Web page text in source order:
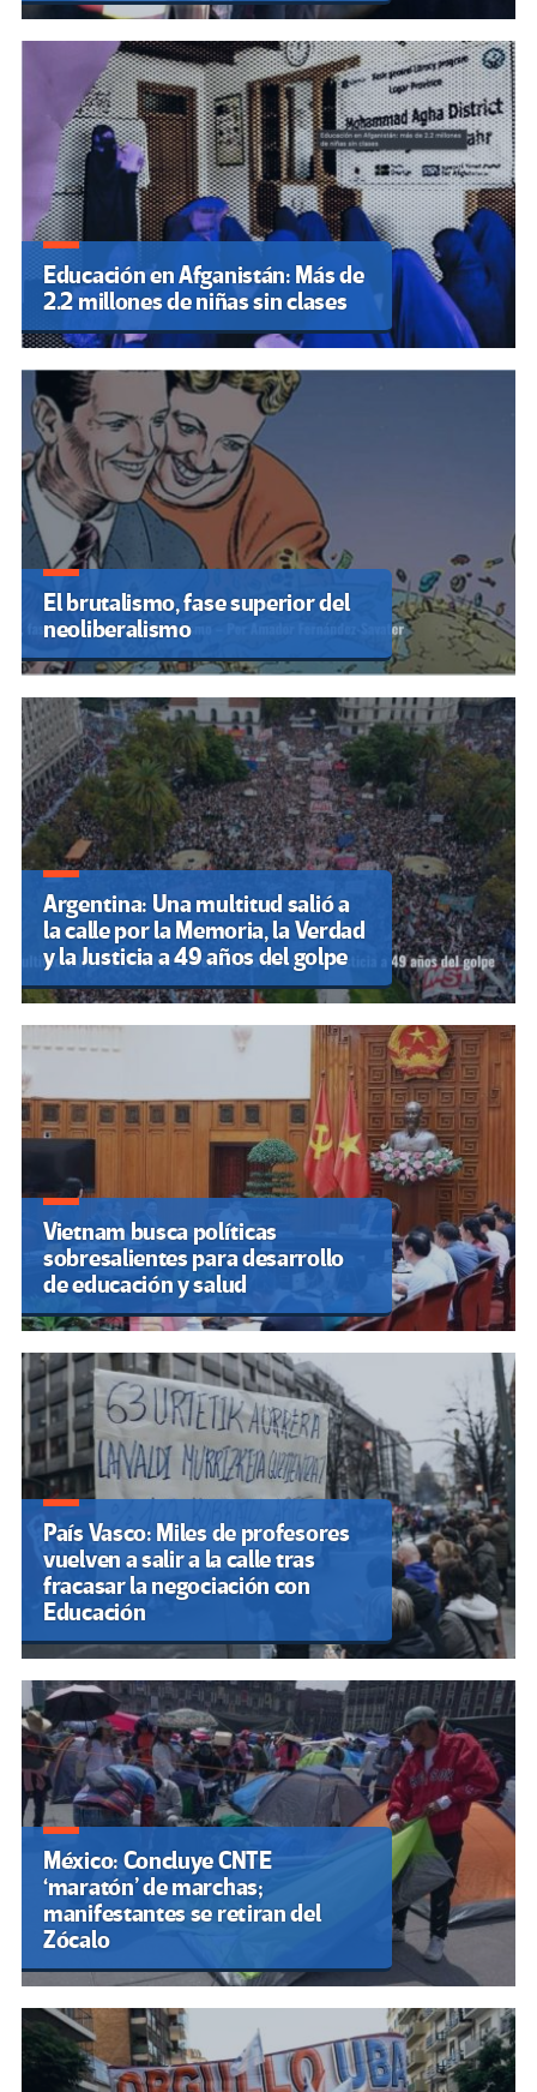
Educación en Afganistán: Más de
2.2 millones de niñas sin clases
El brutalismo, fase superior del
neoliberalismo
Argentina: Una multitud salió a
la calle por la Memoria, la Verdad
y la Justicia a 49 años del golpe
Vietnam busca políticas
sobresalientes para desarrollo
de educación y salud
País Vasco: Miles de profesores
vuelven a salir a la calle tras
fracasar la negociación con
Educación
México: Concluye CNTE
‘maratón’ de marchas;
manifestantes se retiran del
Zócalo